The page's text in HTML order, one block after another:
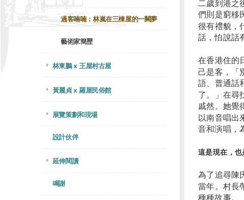
過客喃喃：林嵐在三棟屋的一闕夢
藝術家簡歷
林東鵬 x 王屋村古屋
黃麗貞 x 羅屋民俗館
展覽策劃和現場
設計伙伴
延伸閱讀
鳴謝
二歲到港之
們則是窮移
很有禮貌，
話，怕說話
在香港住的
己是客，「
語、普通話
了。」在尋
戚然。她覺
以南音唱出
音和演唱，
這是現在，也
為了追尋陳
當年。村長
種種故事。